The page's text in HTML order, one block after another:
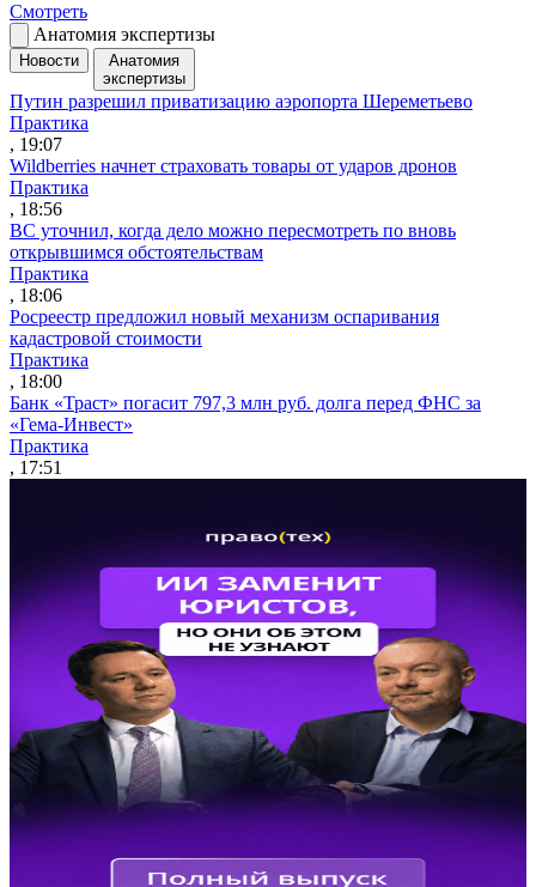
Смотреть
Анатомия экспертизы
Новости
Анатомия
экспертизы
Путин разрешил приватизацию аэропорта Шереметьево
Практика
, 19:07
Wildberries начнет страховать товары от ударов дронов
Практика
, 18:56
ВС уточнил, когда дело можно пересмотреть по вновь
открывшимся обстоятельствам
Практика
, 18:06
Росреестр предложил новый механизм оспаривания
кадастровой стоимости
Практика
, 18:00
Банк «Траст» погасит 797,3 млн руб. долга перед ФНС за
«Гема-Инвест»
Практика
, 17:51